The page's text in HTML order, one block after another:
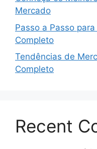
Mercado
Passo a Passo
Completo
Tendências de
Completo
Recent